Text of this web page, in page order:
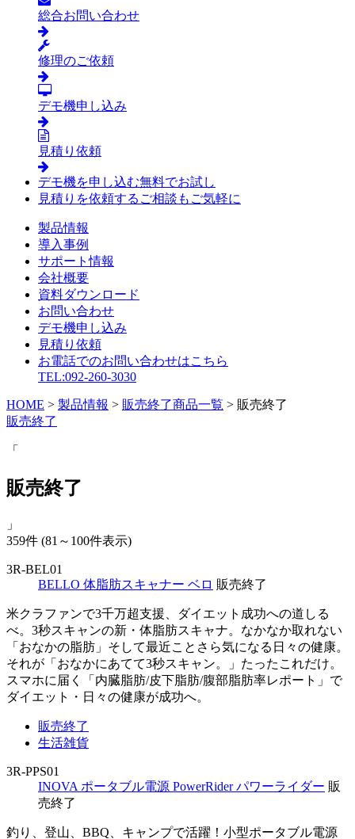
総合お問い合わせ
修理のご依頼
デモ機申し込み
見積り依頼
デモ機を申し込む無料でお試し
見積りを依頼する ご相談もご気軽に
製品情報
導入事例
サポート情報
会社概要
資料ダウンロード
お問い合わせ
デモ機申し込み
見積り依頼
お電話でのお問い合わせはこちら
TEL:092-260-3030
HOME > 製品情報 > 販売終了商品一覧 > 販売終了
販売終了
「
販売終了
」
359件 (81～100件表示)
3R-BEL01
BELLO 体脂肪スキャナー ベロ 販売終了
米クラファンで3千万超支援、ダイエット成功への道しる
べ。3秒スキャンの新・体脂肪スキャナ。なかなか取れない
「おなかの脂肪」そして最近ことさら気になる日々の健康。
それが「おなかにあてて3秒スキャン。」たったこれだけ。
スマホに届く「内臓脂肪/皮下脂肪/腹部脂肪率レポート」で
ダイエット・日々の健康が成功へ。
販売終了
生活雑貨
3R-PPS01
INOVA ポータブル電源 PowerRider パワーライダー 販
売終了
釣り、登山、BBQ、キャンプで活躍！小型ポータブル電源